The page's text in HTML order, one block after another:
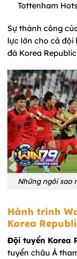
Tottenham
Sự thành công
lực lớn cho cả
đá Korea
Những ngôi sao
Hành trình
Korea
Đội tuyển Korea
tuyển châu Á